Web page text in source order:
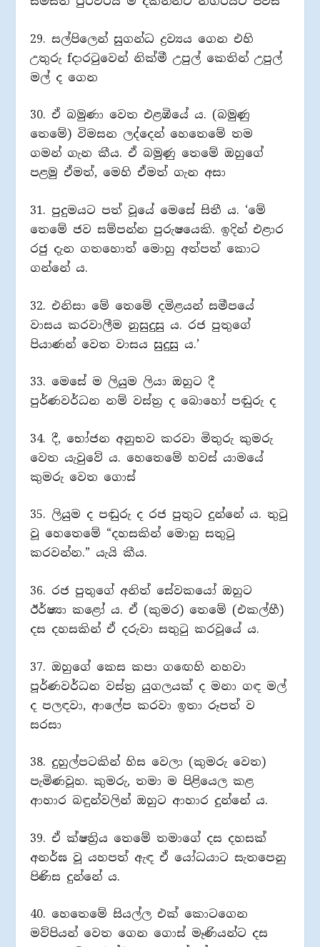
29. සල්පිලෙන් සුගන්ධ ද්‍රව්‍යය ගෙන එහි
උතුරු fදාරටුවෙන් නික්මී උපුල් කෙතින් උපුල්
මල් ද ගෙන
30. ඒ බමුණා වෙත එළඹියේ ය. (බමුණු
තෙමේ) විමසන ලද්දෙන් හෙතෙමේ තම
ගමන් ගැන කීය. ඒ බමුණු තෙමේ ඔහුගේ
පළමු ඒමත්, මෙහි ඒමත් ගැන අසා
31. පුදුමයට පත් වූයේ මෙසේ සිතී ය. ‘මේ
තෙමේ ජව සම්පන්න පුරුෂයෙකි. ඉදින් එළාර
රජු දැන ගතහොත් මොහු අත්පත් කොට
ගන්නේ ය.
32. එනිසා මේ තෙමේ දමිළයන් සමීපයේ
වාසය කරවාලීම නුසුදුසු ය. රජ පුතුගේ
පියාණන් වෙත වාසය සුදුසු ය.’
33. මෙසේ ම ලියුම ලියා ඔහුට දී
පුර්ණවර්ධන නම් වස්ත්‍ර ද බොහෝ පඬුරු ද
34. දී, භෝජන අනුභව කරවා මිතුරු කුමරු
වෙත යැවුවේ ය. හෙතෙමේ හවස් යාමයේ
කුමරු වෙත ගොස්
35. ලියුම ද පඬුරු ද රජ පුතුට දුන්නේ ය. තුටු
වූ හෙතෙමේ “දහසකින් මොහු සතුටු
කරවන්න.” යැයි කීය.
36. රජ පුතුගේ අනිත් සේවකයෝ ඔහුට
ඊර්ෂ්‍යා කළෝ ය. ඒ (කුමර) තෙමේ (එකල්හී)
දස දහසකින් ඒ දරුවා සතුටු කරවූයේ ය.
37. ඔහුගේ කෙස කපා ගඟෙහි නහවා
පූර්ණවර්ධන වස්ත්‍ර යුගලයක් ද මනා ගඳ මල්
ද පලඳවා, ආලේප කරවා ඉතා රූපත් ව
සරසා
38. දුහුල්පටකින් හිස වෙලා (කුමරු වෙත)
පැමිණවූහ. කුමරු, තමා ම පිළියෙල කළ
ආහාර බඳුන්වලින් ඔහුට ආහාර දුන්නේ ය.
39. ඒ ක්ෂත්‍රිය තෙමේ තමාගේ දස දහසක්
අනර්ඝ වූ යහපත් ඇඳ ඒ යෝධයාට සැතපෙනු
පිණිස දුන්නේ ය.
40. හෙතෙමේ සියල්ල එක් කොටගෙන
මව්පියන් වෙත ගෙන ගොස් මෑණියන්ට දස